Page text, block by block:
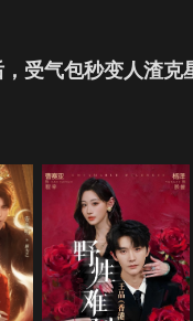
41
受气包秒变人渣克